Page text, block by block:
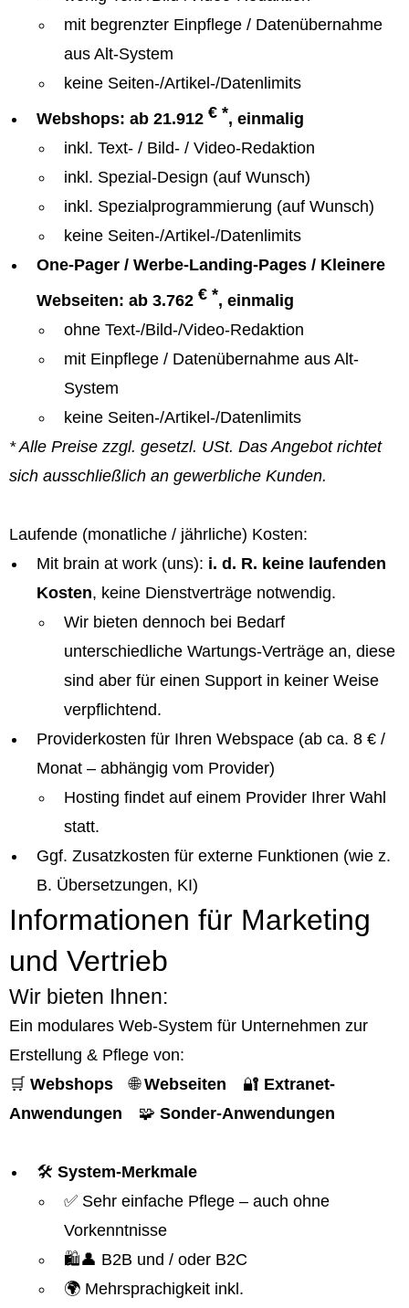
mit begrenzter Einpflege / Datenübernahme
aus Alt-System
keine Seiten-/Artikel-/Datenlimits
Webshops: ab 21.912 € *, einmalig
inkl. Text- / Bild- / Video-Redaktion
inkl. Spezial-Design (auf Wunsch)
inkl. Spezialprogrammierung (auf Wunsch)
keine Seiten-/Artikel-/Datenlimits
One-Pager / Werbe-Landing-Pages / Kleinere
Webseiten: ab 3.762 € *, einmalig
ohne Text-/Bild-/Video-Redaktion
mit Einpflege / Datenübernahme aus Alt-
System
keine Seiten-/Artikel-/Datenlimits
* Alle Preise zzgl. gesetzl. USt. Das Angebot richtet
sich ausschließlich an gewerbliche Kunden.
Laufende (monatliche / jährliche) Kosten:
Mit brain at work (uns): i. d. R. keine laufenden
Kosten, keine Dienstverträge notwendig.
Wir bieten dennoch bei Bedarf
unterschiedliche Wartungs-Verträge an, diese
sind aber für einen Support in keiner Weise
verpflichtend.
Providerkosten für Ihren Webspace (ab ca. 8 € /
Monat – abhängig vom Provider)
Hosting findet auf einem Provider Ihrer Wahl
statt.
Ggf. Zusatzkosten für externe Funktionen (wie z.
B. Übersetzungen, KI)
Informationen für Marketing
und Vertrieb
Wir bieten Ihnen:
Ein modulares Web-System für Unternehmen zur
Erstellung & Pflege von:
🛒 Webshops 🌐Webseiten 🔐 Extranet-
Anwendungen 🧩 Sonder-Anwendungen
🛠️ System-Merkmale
✅ Sehr einfache Pflege – auch ohne
Vorkenntnisse
🛍️👤 B2B und / oder B2C
🌍 Mehrsprachigkeit inkl.